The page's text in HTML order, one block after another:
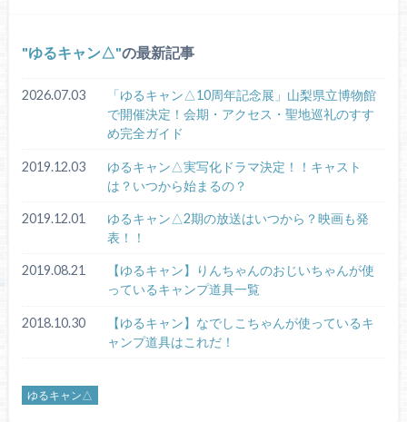
ゆるキャン△ の最新記事
2026.07.03
「ゆるキャン△10周年記念展」山梨県立博物館
で開催決定！会期・アクセス・聖地巡礼のすす
め完全ガイド
2019.12.03
ゆるキャン△実写化ドラマ決定！！キャスト
は？いつから始まるの？
2019.12.01
ゆるキャン△2期の放送はいつから？映画も発
表！！
2019.08.21
【ゆるキャン】りんちゃんのおじいちゃんが使
っているキャンプ道具一覧
2018.10.30
【ゆるキャン】なでしこちゃんが使っているキ
ャンプ道具はこれだ！
ゆるキャン△